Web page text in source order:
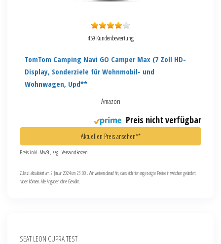
459 Kundenbewertung
TomTom Camping Navi GO Camper Max (7 Zoll HD-
Display, Sonderziele für Wohnmobil- und
Wohnwagen, Upd**
Amazon
Preis nicht verfügbar
Aktuellen Preis ansehen**
Preis inkl. MwSt., zzgl. Versandkosten
Zuletzt aktualisiert am 2. Januar 2024 um 23:00 . Wir weisen darauf hin, dass sich hier angezeigte Preise inzwischen geändert
haben können. Alle Angaben ohne Gewähr.
SEAT LEON CUPRA TEST